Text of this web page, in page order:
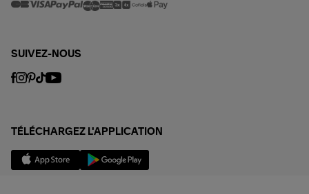
SUIVEZ-NOUS
TÉLÉCHARGEZ L'APPLICATION